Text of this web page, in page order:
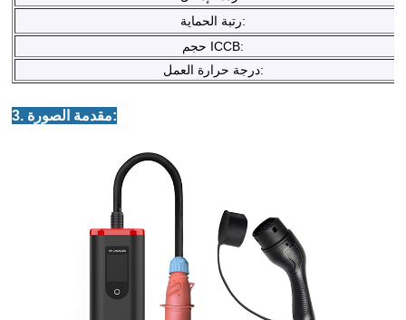
رتبة الحماية:
حجم ICCB:
درجة حرارة العمل:
3. مقدمة الصورة: